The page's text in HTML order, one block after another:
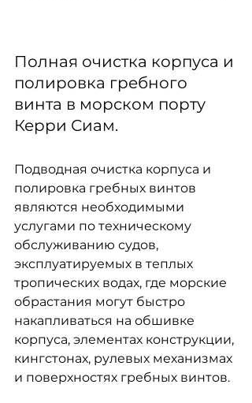
Полная очистка корпуса и
полировка гребного
винта в морском порту
Керри Сиам.
Подводная очистка корпуса и
полировка гребных винтов
являются необходимыми
услугами по техническому
обслуживанию судов,
эксплуатируемых в теплых
тропических водах, где морские
обрастания могут быстро
накапливаться на обшивке
корпуса, элементах конструкции,
кингстонах, рулевых механизмах
и поверхностях гребных винтов.